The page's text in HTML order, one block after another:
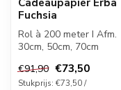
Fuchsia
Rol à 200 meter I Afm.
30cm, 50cm, 70cm
€91,90 €73,50
Stukprijs: €73,50 /